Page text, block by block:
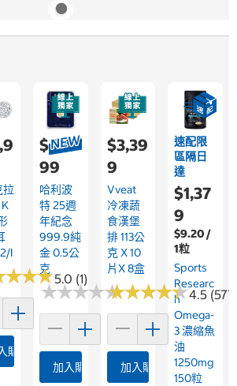
拉
I
★★★
★★★5.0 (1)
購物車
$4,0
99
哈利波
特 25週
年紀念
999.9純
金 0.5公
克
★★★★★
★★★★★
加入購物車
$3,39
9
Vveat
冷凍蔬
食漢堡
排 113公
克 X 10
片X 8盒
★★★★★
★★★★★4.5
加入購物車
速配限
區隔日
達
$1,37
9
$9.20 /
1粒
Sports
Researc
H
Omega-
3 濃縮魚
油
1250mg
150粒